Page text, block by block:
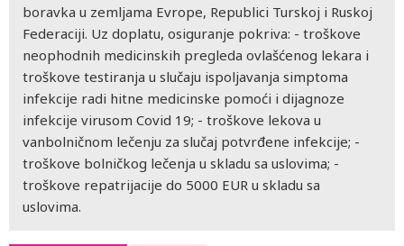
boravka u zemljama Evrope, Republici Turskoj i Ruskoj
Federaciji. Uz doplatu, osiguranje pokriva: - troškove
neophodnih medicinskih pregleda ovlašćenog lekara i
troškove testiranja u slučaju ispoljavanja simptoma
infekcije radi hitne medicinske pomoći i dijagnoze
infekcije virusom Covid 19; - troškove lekova u
vanbolničnom lečenju za slučaj potvrđene infekcije; -
troškove bolničkog lečenja u skladu sa uslovima; -
troškove repatrijacije do 5000 EUR u skladu sa
uslovima.